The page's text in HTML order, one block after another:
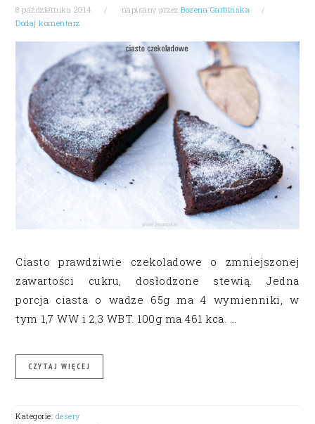
8 października 2014 napisany przezBożena Garbińska
Dodaj komentarz
Ciasto prawdziwie czekoladowe o zmniejszonej
zawartości cukru, dosłodzone stewią. Jedna
porcja ciasta o wadze 65g ma 4 wymienniki, w
tym 1,7 WW i 2,3 WBT. 100g ma 461 kca. …
CZYTAJ WIĘCEJ
Kategorie: desery